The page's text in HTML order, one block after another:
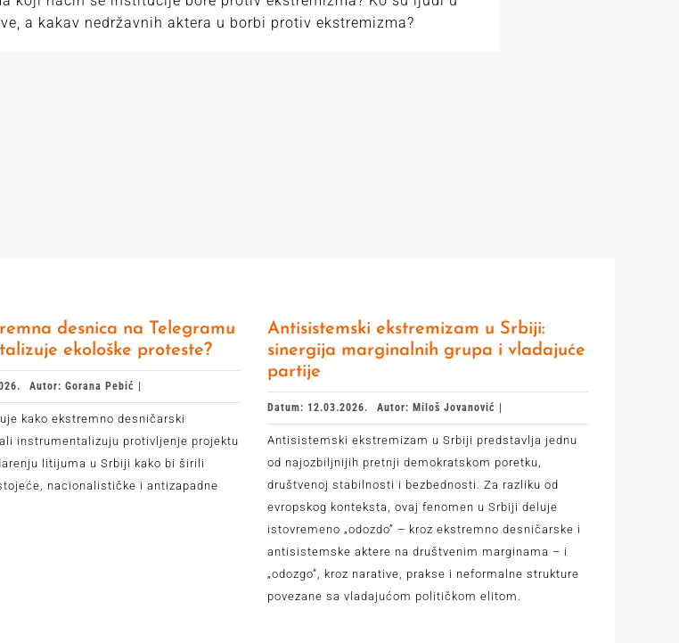
a kakav nedržavnih aktera u borbi protiv ekstremizma?
desnica na Telegramu
ekološke proteste?
Autor: Gorana Pebić |
kako ekstremno desničarski
instrumentalizuju protivljenje projektu
litijuma u Srbiji kako bi širili
nacionalističke i antizapadne
Antisistemski ekstremizam u Srbiji:
sinergija marginalnih grupa i vladajuće
partije
Datum: 12.03.2026. Autor: Miloš Jovanović |
Antisistemski ekstremizam u Srbiji predstavlja jednu
od najozbiljnijih pretnji demokratskom poretku,
društvenoj stabilnosti i bezbednosti. Za razliku od
evropskog konteksta, ovaj fenomen u Srbiji deluje
istovremeno „odozdo” – kroz ekstremno desničarske i
antisistemske aktere na društvenim marginama – i
„odozgo”, kroz narative, prakse i neformalne strukture
povezane sa vladajućom političkom elitom.